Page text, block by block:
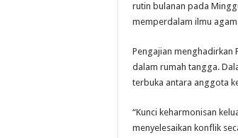
rutin bulanan pada
memperdalam ilmu
Pengajian menghadirkan
dalam rumah tangga.
terbuka antara anggota
“Kunci keharmonisan
menyelesaikan konflik